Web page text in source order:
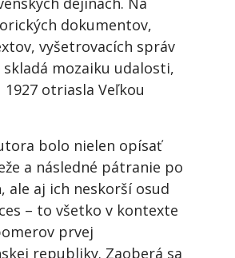
dokumentov,
vyšetrovacích správ
mozaiku udalosti,
otriasla Veľkou
bolo nielen opísať
a následné pátranie po
ale aj ich neskorší osud
– to všetko v kontexte
prvej
republiky. Zaoberá sa